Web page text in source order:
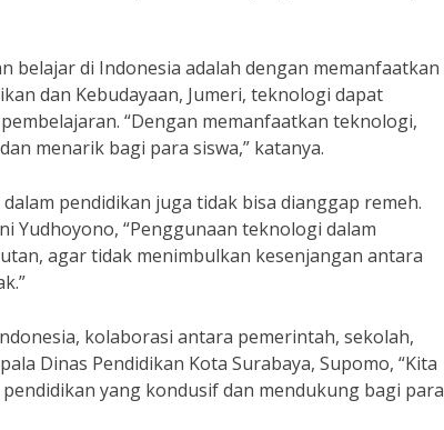
belajar di Indonesia adalah dengan memanfaatkan
dan Kebudayaan, Jumeri, teknologi dapat
“Dengan memanfaatkan teknologi,
menarik bagi para siswa,” katanya.
pendidikan juga tidak bisa dianggap remeh.
Yudhoyono, “Penggunaan teknologi dalam
agar tidak menimbulkan kesenjangan antara
kolaborasi antara pemerintah, sekolah,
Dinas Pendidikan Kota Surabaya, Supomo, “Kita
yang kondusif dan mendukung bagi para